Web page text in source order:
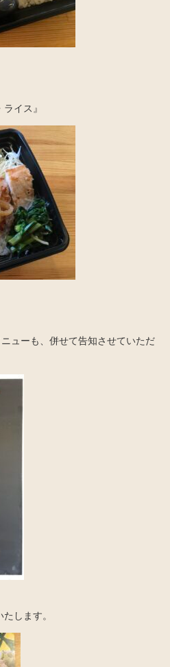
イス』
ューも、併せて告知させていただ
します。